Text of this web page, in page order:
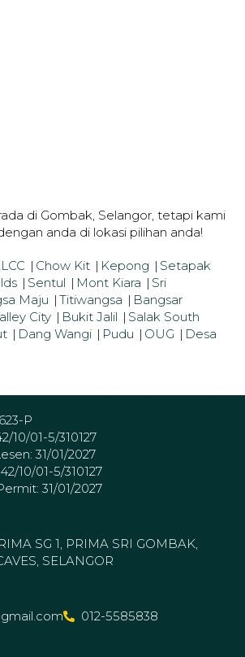
di Gombak, Selangor, tetapi kami
anda di lokasi pilihan anda!
| Chow Kit | Kepong | Setapak
| Sentul | Mont Kiara | Sri
Maju | Titiwangsa | Bangsar
City | Bukit Jalil | Salak South
| Dang Wangi | Pudu | OUG | Desa
P
10/01-5/310127
31/01/2027
10/01-5/310127
31/01/2027
SG 1, PRIMA SRI GOMBAK,
SELANGOR
012-5585838